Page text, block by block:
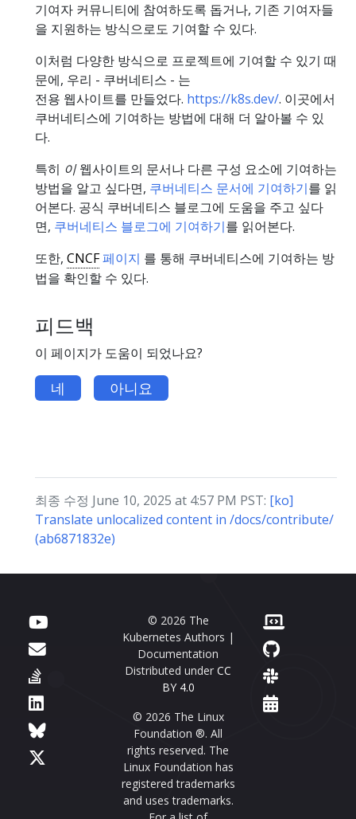
기여자 커뮤니티에 참여하도록 돕거나, 기존 기여자들
을 지원하는 방식으로도 기여할 수 있다.
이처럼 다양한 방식으로 프로젝트에 기여할 수 있기 때
문에, 우리 - 쿠버네티스 - 는
전용 웹사이트를 만들었다. https://k8s.dev/. 이곳에서
쿠버네티스에 기여하는 방법에 대해 더 알아볼 수 있
다.
특히 이웹사이트의 문서나 다른 구성 요소에 기여하는
방법을 알고 싶다면, 쿠버네티스 문서에 기여하기를 읽
어본다. 공식 쿠버네티스 블로그에 도움을 주고 싶다
면, 쿠버네티스 블로그에 기여하기를 읽어본다.
또한, CNCF페이지 를 통해 쿠버네티스에 기여하는 방
법을 확인할 수 있다.
피드백
이 페이지가 도움이 되었나요?
네 아니요
최종 수정 June 10, 2025 at 4:57 PM PST: [ko]
Translate unlocalized content in /docs/contribute/
(ab6871832e)
© 2026 The
Kubernetes Authors |
Documentation
Distributed under CC
BY 4.0
© 2026 The Linux
Foundation ®. All
rights reserved. The
Linux Foundation has
registered trademarks
and uses trademarks.